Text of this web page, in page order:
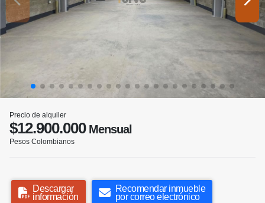
Precio de alquiler
$12.900.000Mensual
Pesos Colombianos
Descargar
información
Recomendar inmueble
por correo electrónico